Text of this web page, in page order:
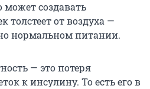
может создавать
толстеет от воздуха —
нормальном питании.
— это потеря
к инсулину. То есть его в